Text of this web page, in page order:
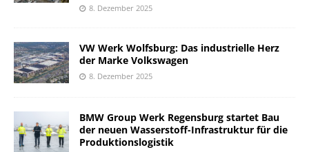
8. Dezember 2025
VW Werk Wolfsburg: Das industrielle Herz
der Marke Volkswagen
8. Dezember 2025
BMW Group Werk Regensburg startet Bau
der neuen Wasserstoff-Infrastruktur für die
Produktionslogistik